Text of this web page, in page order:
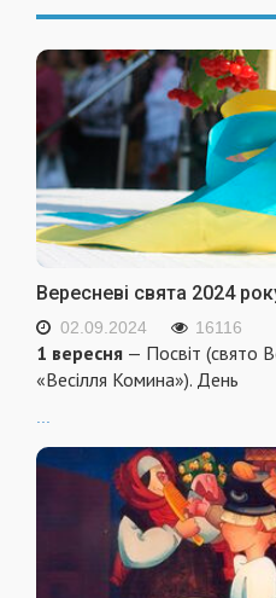
Вересневі свята 2024
02.09.2024 16116
1 вересня — Посвіт (свято
«Весілля Комина»). День